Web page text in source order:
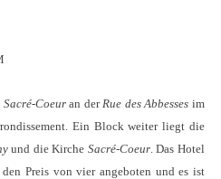
Coeuran der Rue des Abbesses im
Ein Block weiter liegt die
und die Kirche Sacré-Coeur. Das Hotel
Preis von vier angeboten und es ist